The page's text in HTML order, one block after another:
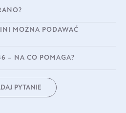
MOŻNA PODAWAĆ
– NA CO POMAGA?
PYTANIE